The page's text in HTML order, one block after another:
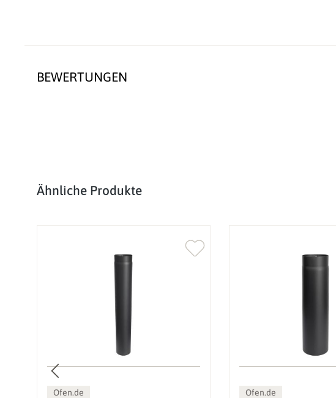
BEWERTUNGEN
Produktgalerie überspringen
Ähnliche Produkte
Ofen.de Ofen.de